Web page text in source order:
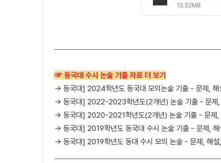
13.52MB
☞ 동국대 수시 논술 기출 자료 더 보기
→ 동국대] 2024학년도 동국대 모의논술 기출 - 문제, 해
→ 동국대] 2022-2023학년도(2개년) 논술 기출 - 문제,
→ 동국대] 2020-2021학년도(2개년) 논술 기출 - 문제,
→ 동국대] 2019학년도 동국대 수시 논술 기출 - 문제, 해
→ 동국대] 2019학년도 동대 수시 모의 논술 - 문제, 해설